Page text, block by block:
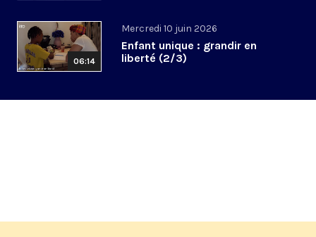
06:14
Mercredi 10 juin 2026
Enfant unique : grandir en
liberté (2/3)